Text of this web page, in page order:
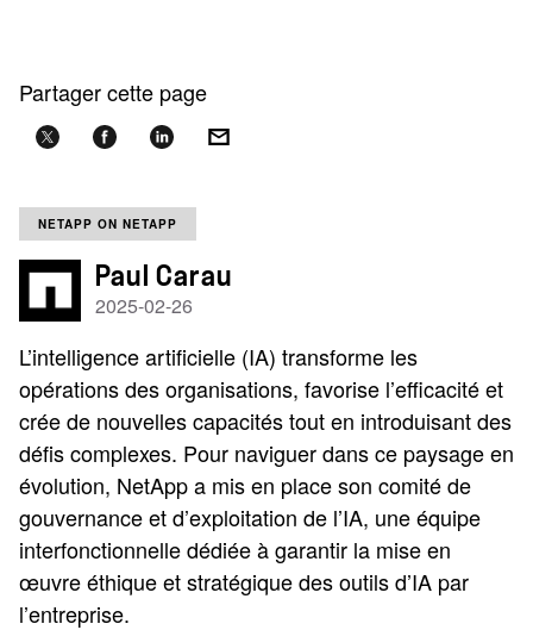
Partager cette page
NETAPP ON NETAPP
Paul Carau
2025-02-26
L’intelligence artificielle (IA) transforme les
opérations des organisations, favorise l’efficacité et
crée de nouvelles capacités tout en introduisant des
défis complexes. Pour naviguer dans ce paysage en
évolution, NetApp a mis en place son comité de
gouvernance et d’exploitation de l’IA, une équipe
interfonctionnelle dédiée à garantir la mise en
œuvre éthique et stratégique des outils d’IA par
l’entreprise.